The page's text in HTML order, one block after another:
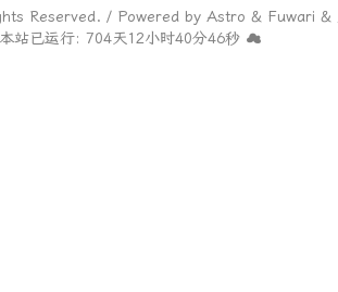
Reserved. / Powered by Astro & Fuwari &
本站已运行: 704天12小时40分46秒 ☁️